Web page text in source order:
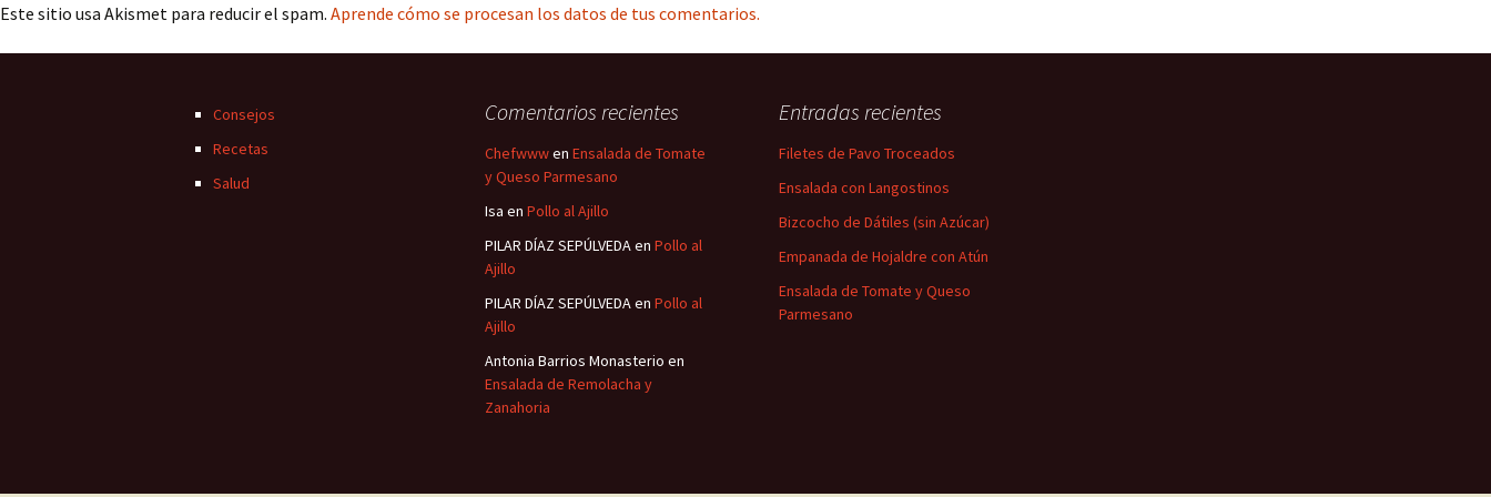
Este sitio usa Akismet para reducir el spam. Aprende cómo se procesan los datos de tus comentarios.
Consejos
Recetas
Salud
Comentarios recientes
Chefwwwen Ensalada de Tomate
y Queso Parmesano
Isa en Pollo al Ajillo
PILAR DÍAZ SEPÚLVEDAen Pollo al
Ajillo
PILAR DÍAZ SEPÚLVEDAen Pollo al
Ajillo
Antonia Barrios Monasterio en
Ensalada de Remolacha y
Zanahoria
Entradas recientes
Filetes de Pavo Troceados
Ensalada con Langostinos
Bizcocho de Dátiles (sin Azúcar)
Empanada de Hojaldre con Atún
Ensalada de Tomate y Queso
Parmesano